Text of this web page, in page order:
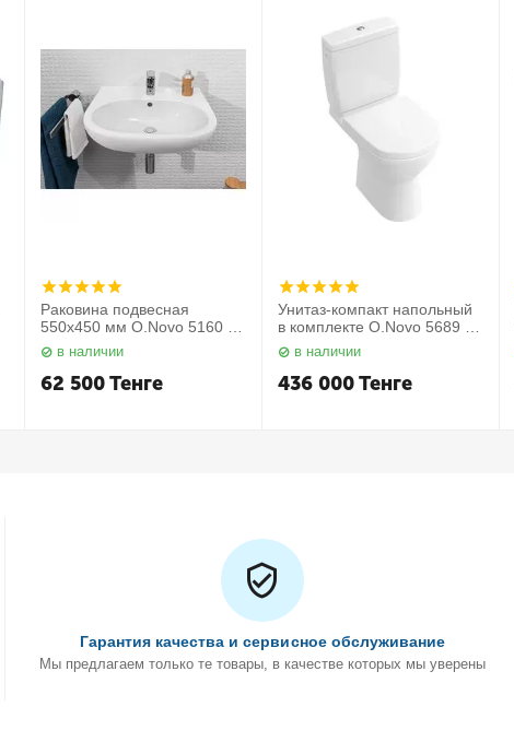
Раковина подвесная
550х450 мм O.Novo 5160 55
01 Villeroy&Boch
в наличии
62 500Тенге
Унитаз-компакт напольный
в комплекте O.Novo 5689 10
01 Villeroy&Boch
в наличии
436 000Тенге
Гарантия качества и сервисное обслуживание
Мы предлагаем только те товары, в качестве которых мы уверены